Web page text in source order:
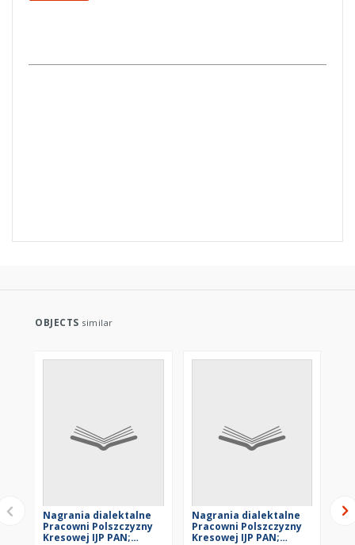
OBJECTS similar
Nagrania dialektalne
Pracowni Polszczyzny
Kresowej IJP PAN;
Nagrania dialektalne
Pracowni Polszczyzny
Kresowej IJP PAN;